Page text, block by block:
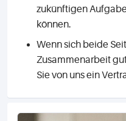
zukünftigen
können.
Wenn sich beide
Zusammenarbeit
Sie von uns ein